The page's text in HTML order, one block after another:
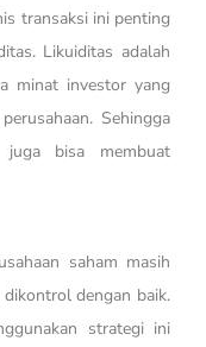
transaksi ini penting
Likuiditas adalah
minat investor yang
Sehingga
bisa membuat
saham masih
dengan baik.
strategi ini